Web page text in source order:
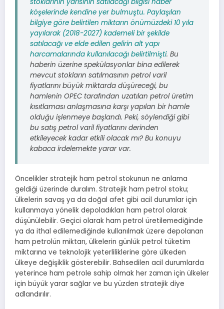
köşelerinde kendine yer bulmuştu. Paylaşılan
bilgiye göre belirtilen miktarın önümüzdeki 10 yıla
yayılarak (2018-2027) kademeli bir şekilde
satılacağı ve elde edilen gelirin alt yapı
harcamalarında kullanılacağı belirtilmişti. Bu
haberin üzerine spekülasyonlar bina edilerek
mevcut stokların satılmasının petrol varil
fiyatlarını büyük miktarda düşüreceği, bu
hamlenin OPEC tarafından uzatılan petrol üretim
kısıtlaması anlaşmasına karşı yapılan bir hamle
olduğu işlenmeye başlandı. Peki, söylendiği gibi
bu satış petrol varil fiyatlarını derinden
etkileyecek kadar etkili olacak mı? Bu konuyu
kabaca irdelemekte yarar var.
Öncelikler stratejik ham petrol stokunun ne anlama
geldiği üzerinde duralım. Stratejik ham petrol stoku;
ülkelerin savaş ya da doğal afet gibi acil durumlar için
kullanmaya yönelik depoladıkları ham petrol olarak
düşünülebilir. Geçici olarak ham petrol üretilemediğinde
ya da ithal edilemediğinde kullanılmak üzere depolanan
ham petrolün miktarı, ülkelerin günlük petrol tüketim
miktarına ve teknolojik yeterliliklerine göre ülkeden
ülkeye değişiklik gösterebilir. Bahsedilen acil durumlarda
yeterince ham petrole sahip olmak her zaman için ülkeler
için büyük yarar sağlar ve bu yüzden stratejik diye
adlandırılır.